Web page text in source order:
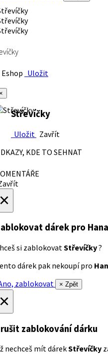
Uložit
Střevíčky
Uložit Zavřít
KDE TO SEHNAT
dárek pro
si zablokovat Střevíčky?
dárek pak nekoupí pro
zablokovat
× Zpět
zablokování dárku
nechceš mít dárekStřevíčky